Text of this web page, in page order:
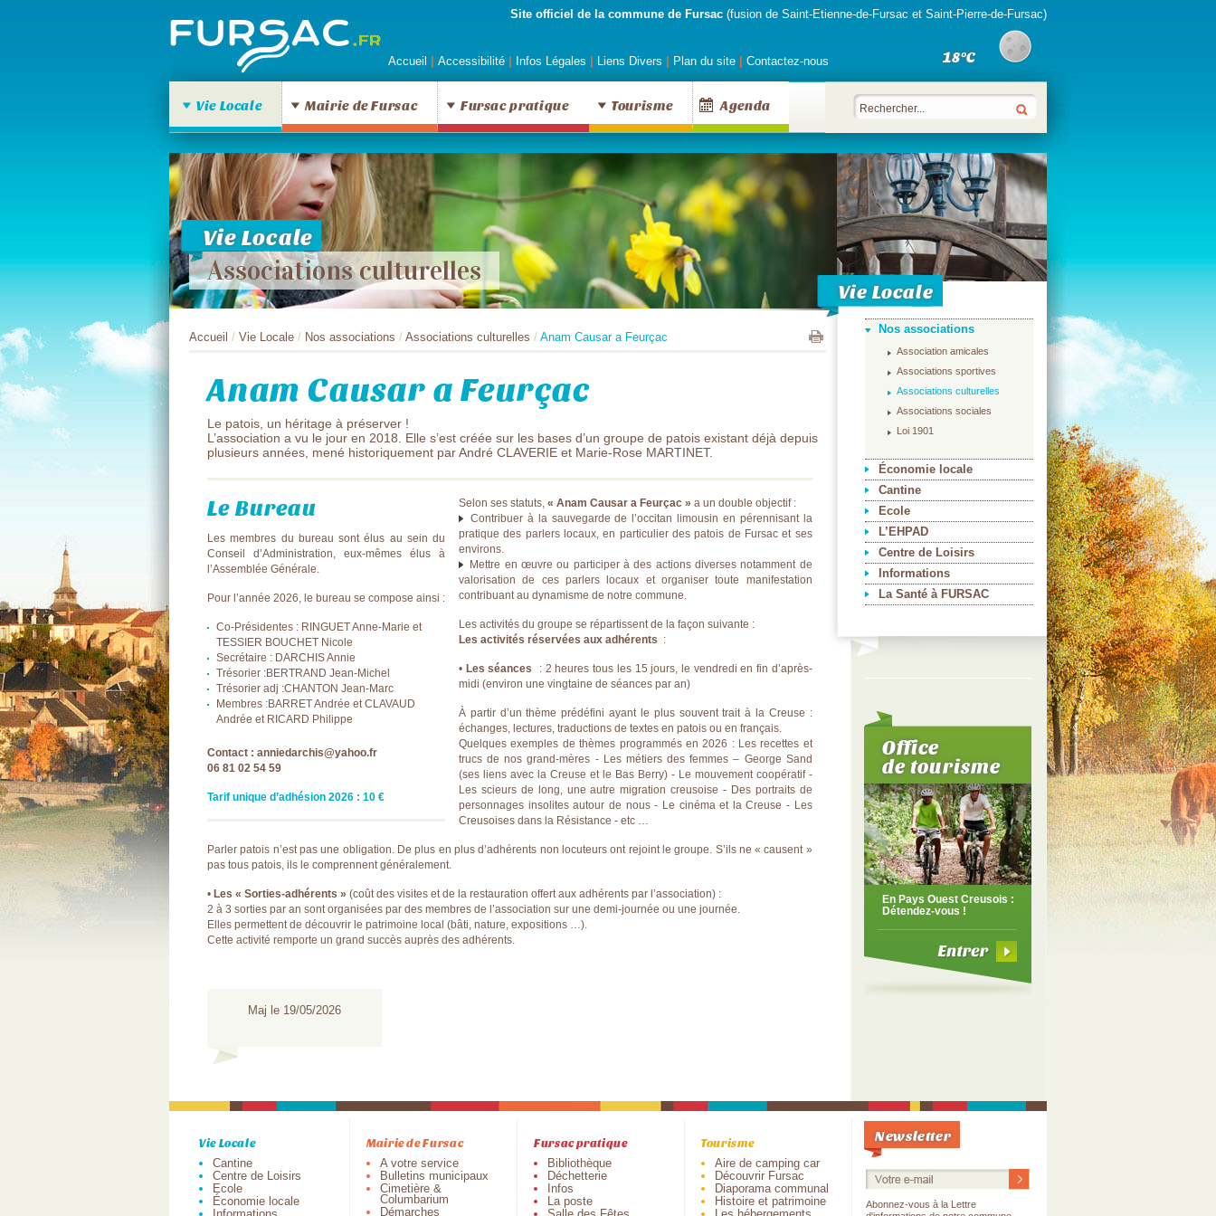
Site officiel de la commune de Fursac (fusion de Saint-Etienne-de-Fursac et Saint-Pierre-de-Fursac)
18°C
Accueil Accessibilité Infos Légales Liens Divers Plan du site| Contactez-nous
Vie Locale Mairie de Fursac Fursac pratique Tourisme Agenda
Vie Locale
Associations culturelles
Accueil / Vie Locale / Nos associations / Associations culturelles / Anam Causar a Feurçac
Anam Causar a Feurçac
Le patois, un héritage à préserver !
L’association a vu le jour en 2018. Elle s’est créée sur les bases d’un groupe de patois existant déjà depuis
plusieurs années, mené historiquement par André CLAVERIE et Marie-Rose MARTINET.
Le Bureau
Les membres du bureau sont élus au sein du
Conseil d’Administration, eux-mêmes élus à
l’Assemblée Générale.
Pour l’année 2026, le bureau se compose ainsi :
Co-Présidentes : RINGUET Anne-Marie et
TESSIER BOUCHET Nicole
Secrétaire : DARCHIS Annie
Trésorier :BERTRAND Jean-Michel
Trésorier adj :CHANTON Jean-Marc
Membres :BARRET Andrée et CLAVAUD
Andrée et RICARD Philippe
Contact : anniedarchis@yahoo.fr
06 81 02 54 59
Tarif unique d’adhésion 2026 : 10 €
Selon ses statuts, « Anam Causar a Feurçac » a un double objectif :
Contribuer à la sauvegarde de l’occitan limousin en pérennisant la
pratique des parlers locaux, en particulier des patois de Fursac et ses
environs.
Mettre en œuvre ou participer à des actions diverses notamment de
valorisation de ces parlers locaux et organiser toute manifestation
contribuant au dynamisme de notre commune.
Les activités du groupe se répartissent de la façon suivante :
Les activités réservées aux adhérents
:
• Les séances
: 2 heures tous les 15 jours, le vendredi en fin d’après-
midi (environ une vingtaine de séances par an)
À partir d’un thème prédéfini ayant le plus souvent trait à la Creuse :
échanges, lectures, traductions de textes en patois ou en français.
Quelques exemples de thèmes programmés en 2026 : Les recettes et
trucs de nos grand-mères - Les métiers des femmes – George Sand
(ses liens avec la Creuse et le Bas Berry) - Le mouvement coopératif -
Les scieurs de long, une autre migration creusoise - Des portraits de
personnages insolites autour de nous - Le cinéma et la Creuse - Les
Creusoises dans la Résistance - etc …
Parler patois n’est pas une obligation. De plus en plus d’adhérents non locuteurs ont rejoint le groupe. S’ils ne « causent »
pas tous patois, ils le comprennent généralement.
• Les « Sorties-adhérents » (coût des visites et de la restauration offert aux adhérents par l’association) :
2 à 3 sorties par an sont organisées par des membres de l’association sur une demi-journée ou une journée.
Elles permettent de découvrir le patrimoine local (bâti, nature, expositions …).
Cette activité remporte un grand succès auprès des adhérents.
Maj le 19/05/2026
Vie Locale
Nos associations
Association amicales
Associations sportives
Associations culturelles
Associations sociales
Loi 1901
Économie locale
Cantine
Ecole
L’EHPAD
Centre de Loisirs
Informations
La Santé à FURSAC
Office
de tourisme
En Pays Ouest Creusois :
Détendez-vous !
Vie Locale
Cantine
Centre de Loisirs
Ecole
Économie locale
Mairie de Fursac
A votre service
Bulletins municipaux
Cimetière &
Columbarium
Démarches
Fursac pratique
Bibliothèque
Déchetterie
Infos
La poste
Tourisme
Aire de camping car
Découvrir Fursac
Diaporama communal
Histoire et patrimoine
Newsletter
Abonnez-vous à la Lettre